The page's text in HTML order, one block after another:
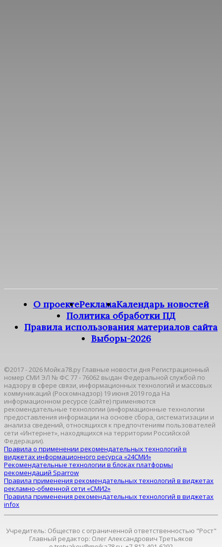
О проектеРекламаКалендарь новостей
Политика обработки ПД
Правила использования материалов сайта
Выборы-2026
©2017 - 2026 Мойка78.ру Главные новости дня Регистрационный
номер СМИ ЭЛ № ФС 77 - 76062 выдан Федеральной службой по
надзору в сфере связи, информационных технологий и массовых
коммуникаций (Роскомнадзор) 19 июня 2019 года На
информационном ресурсе (сайте) применяются
рекомендательные технологии (информационные технологии
предоставления информации на основе сбора, систематизации и
анализа сведений, относящихся к предпочтениям пользователей
сети «Интернет», находящихся на территории Российской
Федерации).
Правила о применении рекомендательных технологий в
виджетах информационного ресурса «24СМИ»
Рекомендательные технологии в блоках платформы
рекомендаций Sparrow
Правила применения рекомендательных технологий в виджетах
рекламно-обменной сети «СМИ2»
Правила применения рекомендательных технологий в виджетах
infox
Учредитель: Общество с ограниченной ответственностью "Рост"
Главный редактор: Олег Александрович Третьяков